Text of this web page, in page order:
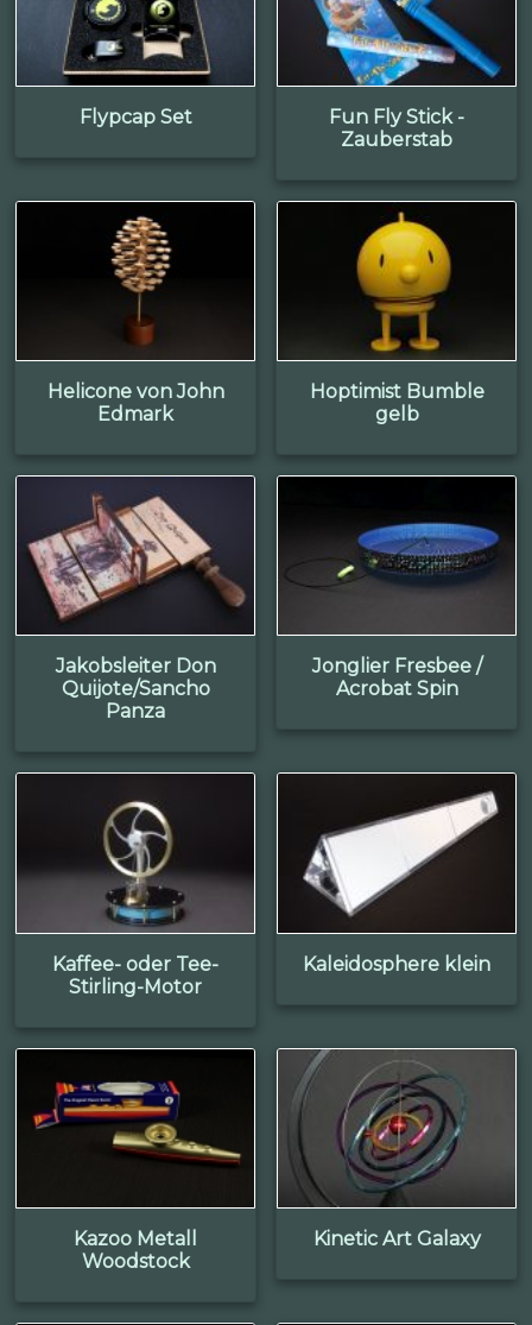
Flypcap Set
Fun Fly Stick -
Zauberstab
Helicone von John
Edmark
Hoptimist Bumble
gelb
Jakobsleiter Don
Quijote/Sancho
Panza
Jonglier Fresbee /
Acrobat Spin
Kaffee- oder Tee-
Stirling-Motor
Kaleidosphere klein
Kazoo Metall
Woodstock
Kinetic Art Galaxy